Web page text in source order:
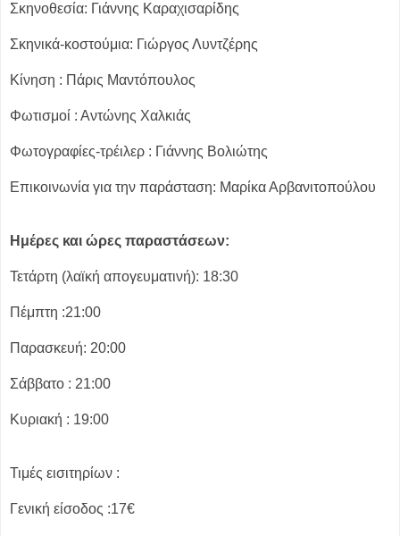
Σκηνοθεσία: Γιάννης Καραχισαρίδης
Σκηνικά-κοστούμια: Γιώργος Λυντζέρης
Κίνηση : Πάρις Μαντόπουλος
Φωτισμοί : Αντώνης Χαλκιάς
Φωτογραφίες-τρέιλερ : Γιάννης Βολιώτης
Επικοινωνία για την παράσταση: Μαρίκα Αρβανιτοπούλου
Ημέρες και ώρες παραστάσεων:
Τετάρτη (λαϊκή απογευματινή): 18:30
Πέμπτη :21:00
Παρασκευή: 20:00
Σάββατο : 21:00
Κυριακή : 19:00
Τιμές εισιτηρίων :
Γενική είσοδος :17€